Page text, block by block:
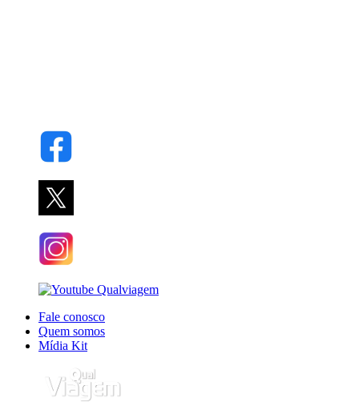
Fale conosco
Quem somos
Mídia Kit